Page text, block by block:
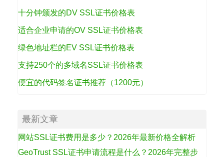
十分钟颁发的DV SSL证书价格表
适合企业申请的OV SSL证书价格表
绿色地址栏的EV SSL证书价格表
支持250个的多域名SSL证书价格表
便宜的代码签名证书推荐（1200元）
最新文章
网站SSL证书费用是多少？2026年最新价格全解析
GeoTrust SSL证书申请流程是什么？2026年完整步